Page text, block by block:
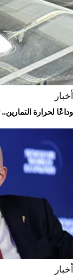
أخبار
وداعًا لحرارة
أخبار